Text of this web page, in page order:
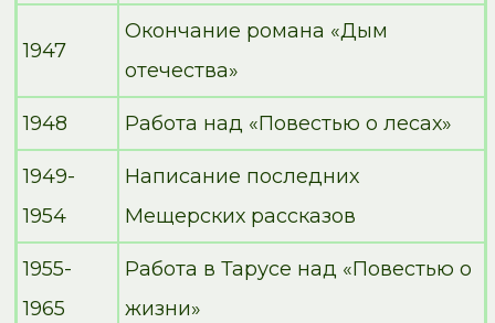
1947
Окончание романа «Дым
отечества»
1948 Работа над «Повестью о лесах»
1949-
1954
Написание последних
Мещерских рассказов
1955-
1965
Работа в Тарусе над «Повестью о
жизни»